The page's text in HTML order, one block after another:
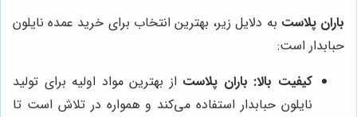
باران پلاست به دلایل زیر، بهترین انتخاب برای خرید عمده نایلون
حبابدار است:
کیفیت بالا: باران پلاست از بهترین مواد اولیه برای تولید
نایلون حبابدار استفاده می‌کند و همواره در تلاش است تا